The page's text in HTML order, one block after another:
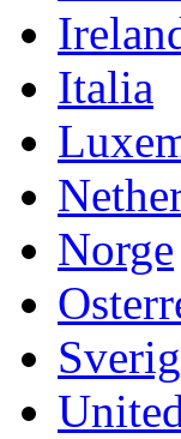
Italia
Norge